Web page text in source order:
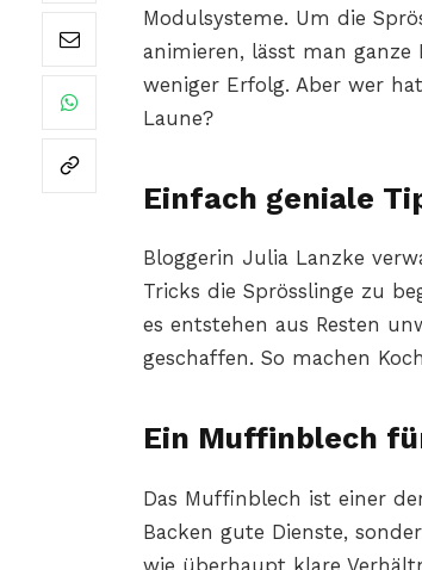
Modulsysteme. Um die
animieren, lässt man
weniger Erfolg. Aber wer
Laune?
Einfach geniale
Bloggerin Julia Lanzke
Tricks die Sprösslinge zu
es entstehen aus Resten
geschaffen. So machen
Ein Muffinblech
Das Muffinblech ist einer
Backen gute Dienste,